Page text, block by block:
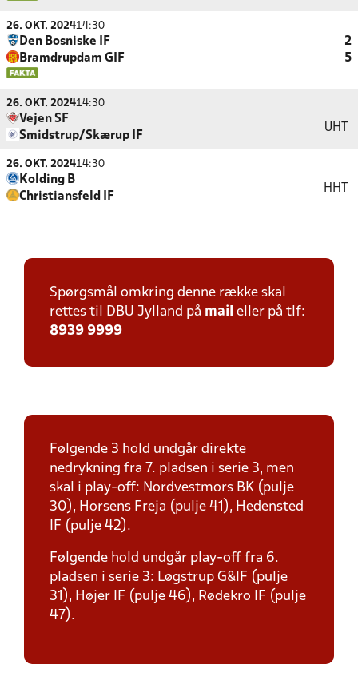
26. OKT. 202414:30
Den Bosniske IF
2
Bramdrupdam GIF
5
26. OKT. 202414:30
Vejen SF
Smidstrup/Skærup IF
UHT
26. OKT. 202414:30
Kolding B
Christiansfeld IF
HHT
Spørgsmål omkring denne række skal
rettes til DBU Jylland på mail eller på tlf:
8939 9999
Følgende 3 hold undgår direkte
nedrykning fra 7. pladsen i serie 3, men
skal i play-off: Nordvestmors BK (pulje
30), Horsens Freja (pulje 41), Hedensted
IF (pulje 42).
Følgende hold undgår play-off fra 6.
pladsen i serie 3: Løgstrup G&IF (pulje
31), Højer IF (pulje 46), Rødekro IF (pulje
47).